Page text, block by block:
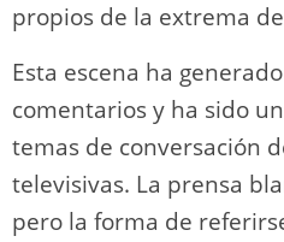
propios de la extrema
Esta escena ha
comentarios y ha sido
temas de conversación
televisivas. La prensa
pero la forma de